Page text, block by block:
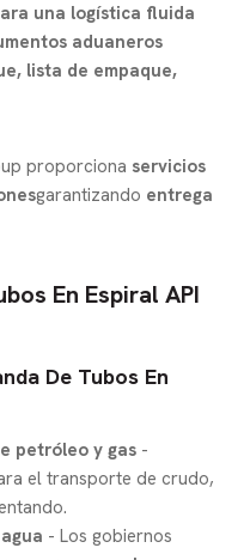
una logística fluida
aduaneros
lista de empaque,
proporciona servicios
garantizando entrega
En Espiral API
De Tubos En
petróleo y gas -
el transporte de crudo,
- Los gobiernos